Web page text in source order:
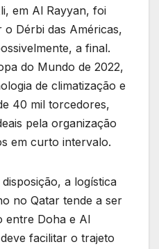
em Al Rayyan, foi
Dérbi das Américas,
a final.
do Mundo de 2022,
de climatização e
40 mil torcedores,
pela organização
em curto intervalo.
a logística
no Qatar tende a ser
entre Doha e Al
facilitar o trajeto